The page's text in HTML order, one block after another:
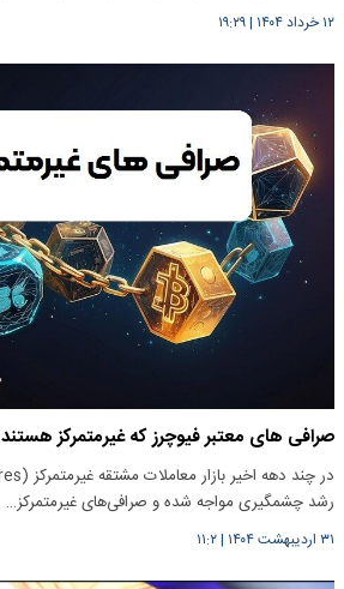
۱۲ خرداد ۱۴۰۴ |۱۹:۲۹
صرافی های معتبر فیوچرز که غیرمتمرکز هستند
رشد چشمگیری مواجه شده و صرافی‌های غیرمتمرکز…
۳۱ اردیبهشت ۱۴۰۴ |۱۱:۲